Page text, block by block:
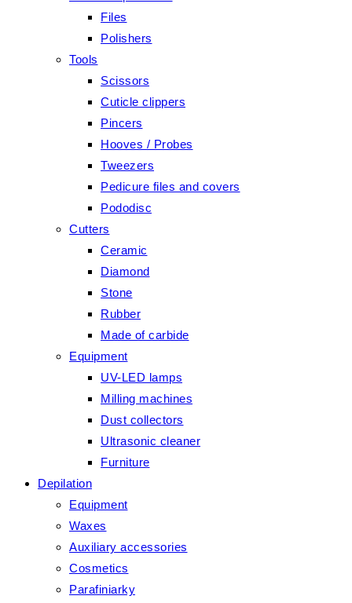
Files
Polishers
Tools
Scissors
Cuticle clippers
Pincers
Hooves / Probes
Tweezers
Pedicure files and covers
Pododisc
Cutters
Ceramic
Diamond
Stone
Rubber
Made of carbide
Equipment
UV-LED lamps
Milling machines
Dust collectors
Ultrasonic cleaner
Furniture
Depilation
Equipment
Waxes
Auxiliary accessories
Cosmetics
Parafiniarky